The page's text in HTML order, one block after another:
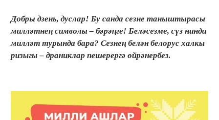
Добры дзень, дуслар! Бу санда сезне таныштырасы
милләтнең символы – бәрәңге! Беләсезме, сүз нинди
милләт турында бара? Сезнең белән белорус халкы
ризыгы – драниклар пешерергә өйрәнербез.